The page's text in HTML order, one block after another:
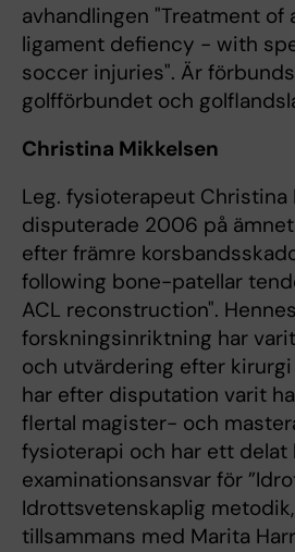
avhandlingen "Treatment
ligament defiency - with
soccer injuries". Är
golfförbundet och
Christina Mikkelsen
Leg. fysioterapeut Christina
disputerade 2006 på
efter främre
following bone-patellar
ACL reconstruction".
forskningsinriktning har
och utvärdering efter kirurgi
har efter disputation varit
flertal magister- och
fysioterapi och har ett delat
examinationsansvar för
Idrottsvetenskaplig
tillsammans med Marita